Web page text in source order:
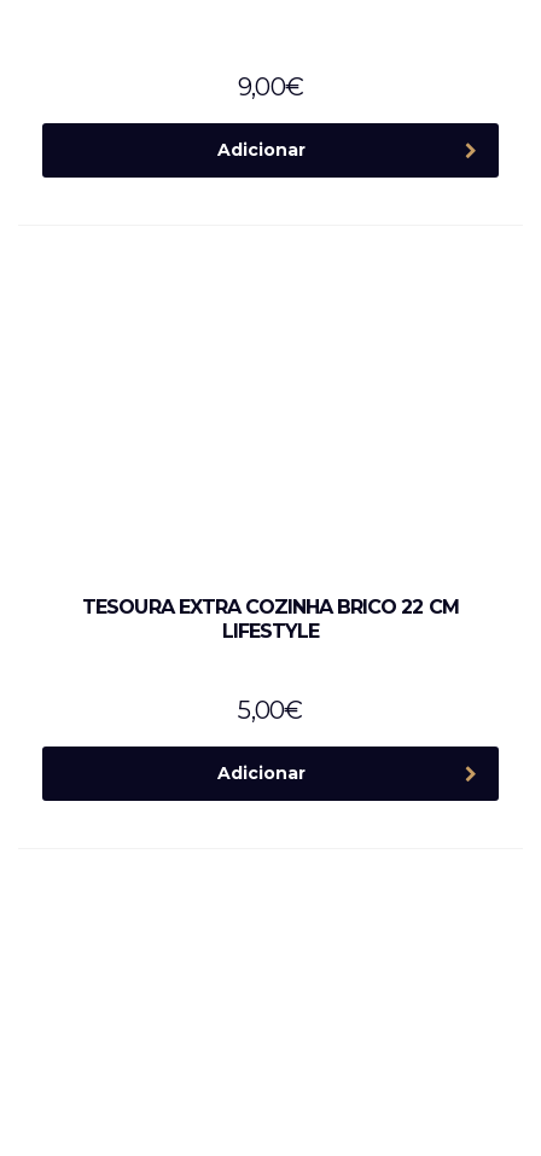
9,00€
Adicionar
TESOURA EXTRA COZINHA BRICO 22 CM
LIFESTYLE
5,00€
Adicionar